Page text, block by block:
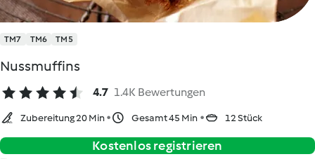
TM7 TM6 TM5
Nussmuffins
4.7 1.4K Bewertungen
Zubereitung 20 Min Gesamt 45 Min 12 Stück
Kostenlos registrieren